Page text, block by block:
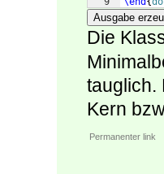
Ausgabe
Die
tauglich.
Kern
Permanenter link